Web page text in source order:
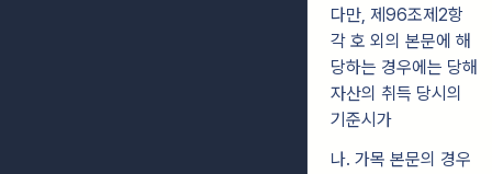
다만, 제96조제2항
각 호 외의 본문에 해
당하는 경우에는 당해
자산의 취득 당시의
기준시가
나. 가목 본문의 경우